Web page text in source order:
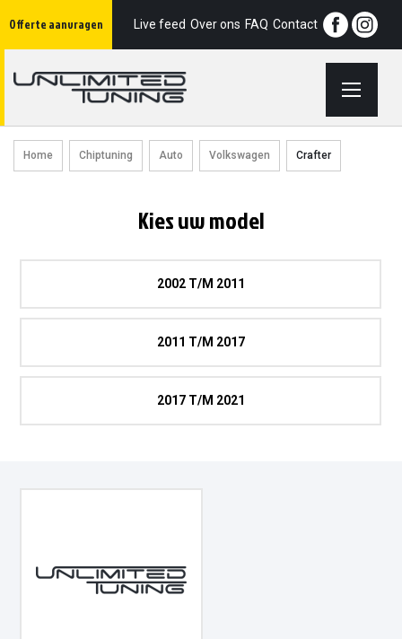
Offerte aanvragen
naarLive feed Over ons FAQ Contact
Home Chiptuning Auto Volkswagen Crafter
Kies uw model
2002 T/m 2011
2011 T/m 2017
2017 T/m 2021